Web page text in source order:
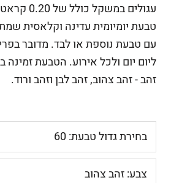
טבעת יומיומית עדינה וקלאסית
ליום יום ולכל אירוע. הטבעת
זהב - זהב צהוב, זהב לבן וזהב ורוד.
בחירת גדול טבעת: 60
צבע:זהב צהוב